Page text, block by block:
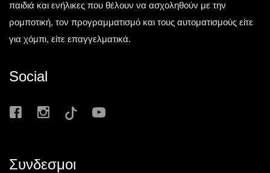
παιδιά και ενήλικες που θέλουν να ασχοληθούν με την
ρομποτική, τον προγραμματισμό και τους αυτοματισμούς είτε
για χόμπι, είτε επαγγελματικά.
Social
Συνδεσμοι